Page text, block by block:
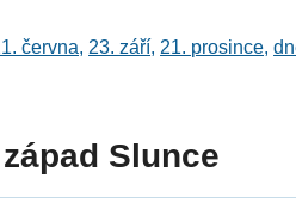
června, 23. září, 21. prosince,
Slunce